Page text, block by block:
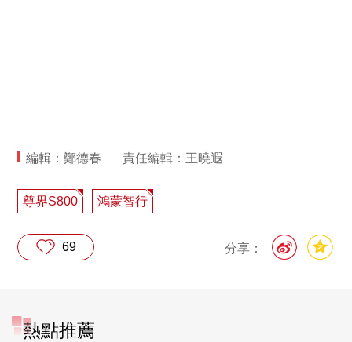
編輯：鄭德春 責任編輯：王曉遐
尊界S800 鴻蒙智行
分享：
69
熱點推薦